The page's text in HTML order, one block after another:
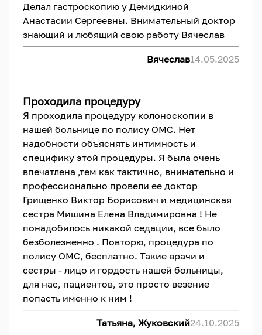
Делал гастроскопию у Демидкиной
Анастасии Сергеевны. Внимательный доктор
знающий и любящий свою работу Вячеслав
Вячеслав14.05.2025
Проходила процедуру
Я проходила процедуру колоноскопии в
нашей больнице по полису ОМС. Нет
надобности объяснять интимность и
специфику этой процедуры. Я была очень
впечатлена ,тем как тактично, внимательно и
профессионально провели ее доктор
Грищенко Виктор Борисович и медицинская
сестра Мишина Елена Владимировна ! Не
понадобилось никакой седации, все было
безболезненно . Повторю, процедура по
полису ОМС, бесплатно. Такие врачи и
сестры - лицо и гордость нашей больницы,
для нас, пациентов, это просто везение
попасть именно к ним !
Татьяна, Жуковский24.10.2025